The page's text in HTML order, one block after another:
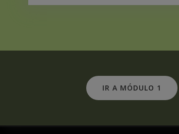
IR A MÓDULO 1